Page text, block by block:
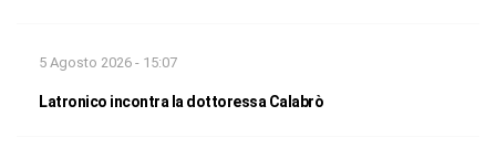
5 Agosto 2026 - 15:07
Latronico incontra la dottoressa Calabrò